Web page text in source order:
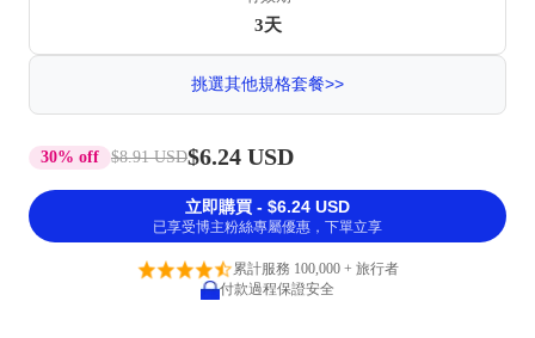
3天
挑選其他規格套餐>>
30% off $8.91 USD$6.24 USD
立即購買 - $6.24 USD
已享受博主粉絲專屬優惠，下單立享
累計服務 100,000 + 旅行者
付款過程保證安全